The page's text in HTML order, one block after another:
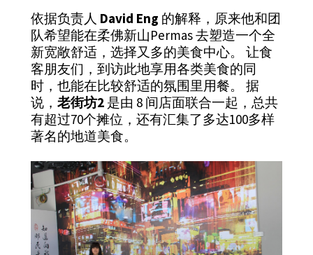
依据负责人 David Eng 的解释，原来他和团
队希望能在柔佛新山Permas 去塑造一个全
新宽敞舒适，选择又多的美食中心。 让食
客朋友们，到访此地享用各类美食的同
时，也能在比较舒适的氛围里用餐。 据
说， 老街坊2 是由 8 间店面联合一起，总共
有超过70个摊位，还有汇集了多达100多样
著名的地道美食。